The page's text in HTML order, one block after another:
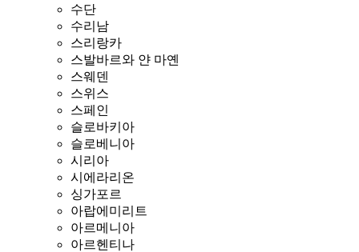
수단
수리남
스리랑카
스발바르와 얀 마옌
스웨덴
스위스
스페인
슬로바키아
슬로베니아
시리아
시에라리온
싱가포르
아랍에미리트
아르메니아
아르헨티나